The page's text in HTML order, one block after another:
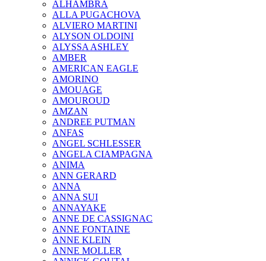
ALHAMBRA
ALLA PUGACHOVA
ALVIERO MARTINI
ALYSON OLDOINI
ALYSSA ASHLEY
AMBER
AMERICAN EAGLE
AMORINO
AMOUAGE
AMOUROUD
AMZAN
ANDREE PUTMAN
ANFAS
ANGEL SCHLESSER
ANGELA CIAMPAGNA
ANIMA
ANN GERARD
ANNA
ANNA SUI
ANNAYAKE
ANNE DE CASSIGNAC
ANNE FONTAINE
ANNE KLEIN
ANNE MOLLER